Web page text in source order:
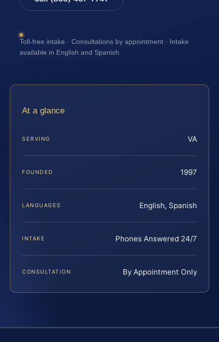
Toll-free intake · Consultations by appointment · Intake
available in English and Spanish
At a glance
SERVING VA
FOUNDED 1997
LANGUAGES English, Spanish
INTAKE Phones Answered 24/7
CONSULTATION By Appointment Only